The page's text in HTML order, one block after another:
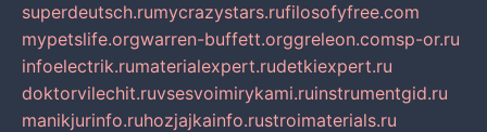
superdeutsch.rumycrazystars.rufilosofyfree.com
mypetslife.orgwarren-buffett.orggreleon.comsp-or.ru
infoelectrik.rumaterialexpert.rudetkiexpert.ru
doktorvilechit.ruvsesvoimirykami.ruinstrumentgid.ru
manikjurinfo.ruhozjajkainfo.rustroimaterials.ru